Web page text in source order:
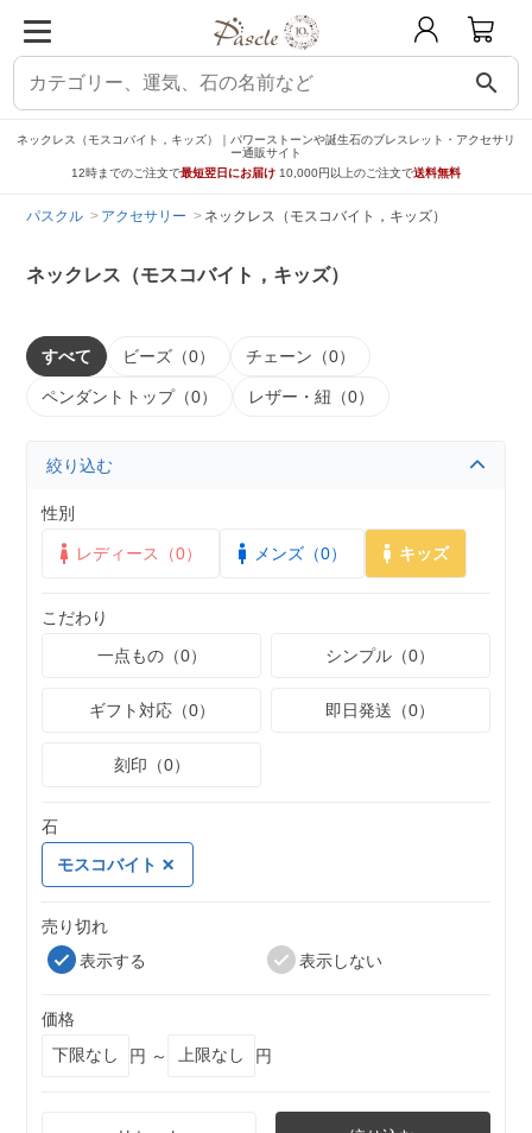
search
ネックレス（モスコバイト，キッズ）｜パワーストーンや誕生石のブレスレット・アクセサリ
ー通販サイト
12時までのご注文で最短翌日にお届け 10,000円以上のご注文で送料無料
パスクル アクセサリー ネックレス（モスコバイト，キッズ）
ネックレス（モスコバイト，キッズ）
すべて ビーズ（0） チェーン（0）
ペンダントトップ（0） レザー・紐（0）
絞り込む
性別
レディース（0） メンズ（0） キッズ
こだわり
一点もの（0）
シンプル（0）
ギフト対応（0） 即日発送（0）
刻印（0）
石
モスコバイト
売り切れ
表示する
表示しない
価格
円 ～
円